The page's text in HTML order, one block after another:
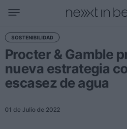
Negocio
Editorial
Actualidad
Economía y sector
Entrevistas a directivos
SOSTENIBILIDAD
Procter & Gamble
nueva estrategia
escasez de agua
01 de Julio de 2022